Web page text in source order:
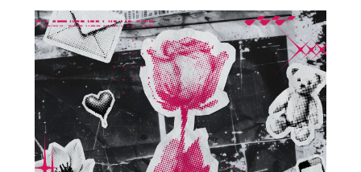
INFORMATION
SCHEDULE
DISCOGRAPHY
BLOG
VIDEO
MOVIE